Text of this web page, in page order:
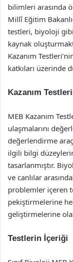
bilimleri arasında
Millî Eğitim
testleri, biyoloji
kaynak
Kazanım
katkıları üzerinde
Kazanım
MEB Kazanım
ulaşmalarını
değerlendirme
ilgili bilgi
tasarlanmıştır.
ve canlılar
problemler içeren
pekiştirmelerine
geliştirmelerine
Testlerin İçeriği